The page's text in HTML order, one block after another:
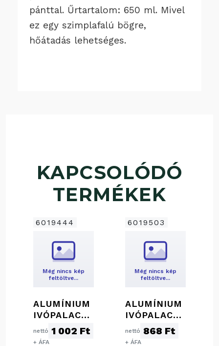
pánttal. Űrtartalom: 650 ml. Mivel
ez egy szimplafalú bögre,
hőátadás lehetséges.
KAPCSOLÓDÓ
TERMÉKEK
6019444
Még nincs kép
feltöltve…
ALUMÍNIUM
IVÓPALACK
KARABINER
REL, 800
nettó 1 002 Ft
+ ÁFA
6019503
Még nincs kép
feltöltve…
ALUMÍNIUM
IVÓPALACK,
500 ML
nettó 868 Ft
+ ÁFA